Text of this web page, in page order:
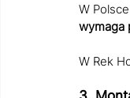
W
wymaga
W Rek